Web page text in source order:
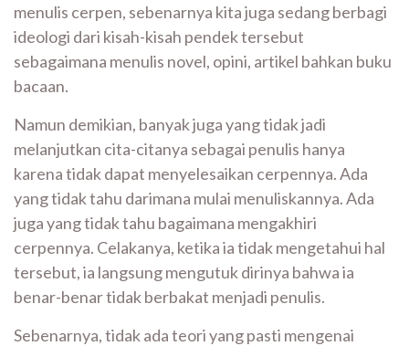
menulis cerpen, sebenarnya kita juga sedang berbagi
ideologi dari kisah-kisah pendek tersebut
sebagaimana menulis novel, opini, artikel bahkan buku
bacaan.
Namun demikian, banyak juga yang tidak jadi
melanjutkan cita-citanya sebagai penulis hanya
karena tidak dapat menyelesaikan cerpennya. Ada
yang tidak tahu darimana mulai menuliskannya. Ada
juga yang tidak tahu bagaimana mengakhiri
cerpennya. Celakanya, ketika ia tidak mengetahui hal
tersebut, ia langsung mengutuk dirinya bahwa ia
benar-benar tidak berbakat menjadi penulis.
Sebenarnya, tidak ada teori yang pasti mengenai